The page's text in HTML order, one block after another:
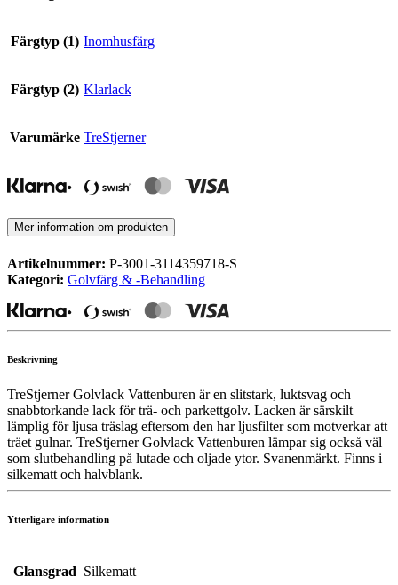
Färgtyp (1) Inomhusfärg
Färgtyp (2) Klarlack
Varumärke TreStjerner
Mer information om produkten
Artikelnummer: P-3001-3114359718-S
Kategori: Golvfärg & -Behandling
Beskrivning
TreStjerner Golvlack Vattenburen är en slitstark, luktsvag och
snabbtorkande lack för trä- och parkettgolv. Lacken är särskilt
lämplig för ljusa träslag eftersom den har ljusfilter som motverkar att
träet gulnar. TreStjerner Golvlack Vattenburen lämpar sig också väl
som slutbehandling på lutade och oljade ytor. Svanenmärkt. Finns i
silkematt och halvblank.
Ytterligare information
Glansgrad Silkematt